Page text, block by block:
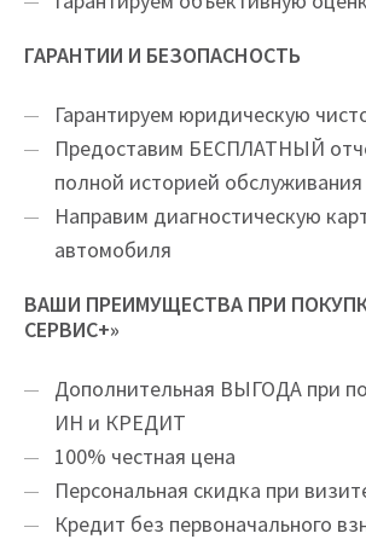
ГАРАНТИИ И БЕЗОПАСНОСТЬ
Гарантируем юридическую
Предоставим БЕСПЛАТНЫЙ
полной историей обслуживания
Направим диагностическую
автомобиля
ВАШИ ПРЕИМУЩЕСТВА ПРИ
СЕРВИС+»
Дополнительная ВЫГОДА при
ИН и КРЕДИТ
100% честная цена
Персональная скидка при
Кредит без первоначального